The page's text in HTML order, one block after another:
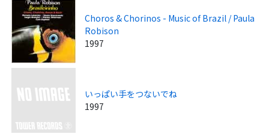
Choros & Chorinos - Music of Brazil / Paula
Robison
1997
いっぱい手をつないでね
1997